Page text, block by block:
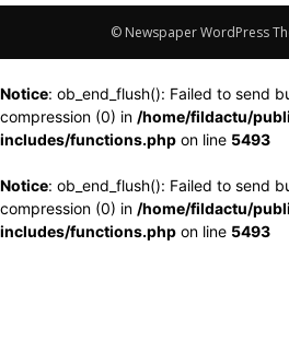
© Newspaper WordPress
Notice: ob_end_flush(): Failed to send
compression (0) in /home/fildactu/
includes/functions.php on line 5493
Notice: ob_end_flush(): Failed to send
compression (0) in /home/fildactu/
includes/functions.php on line 5493